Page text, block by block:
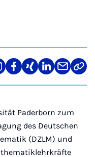
Teilen
auf
Teilen
auf
Teilen
auf
Teilen
über
Link
Paderborn zum
des Deutschen
(DZLM) und